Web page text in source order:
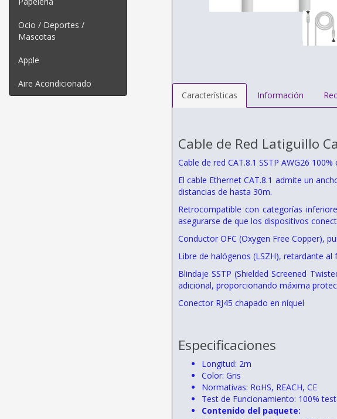
Ocio / Deportes /
Mascotas
Apple
Aire Acondicionado
Características Información
Cable de Red Latiguillo
Cable de red CAT.8.1 SSTP AWG26
El cable Ethernet CAT.8.1 admite un
distancias de hasta 30m.
Retrocompatible con categorías
asegurarse de que los dispositivos
Conductor OFC (Oxygen Free Copper),
Libre de halógenos (LSZH), retardante
Blindaje SSTP (Shielded Screened
adicional, proporcionando máxima
Conector RJ45 chapado en níquel
Especificaciones
Longitud: 2m
Color: Gris
Normativas: RoHS, REACH, CE
Test de Funcionamiento: 100%
Contenido del paquete: